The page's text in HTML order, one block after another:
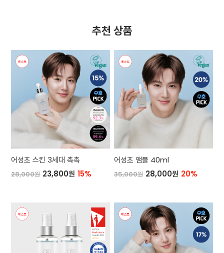
추천 상품
어성초 스킨 3세대 촉촉
28,000원 23,800원 15%
어성초 앰플 40ml
35,000원 28,000원 20%